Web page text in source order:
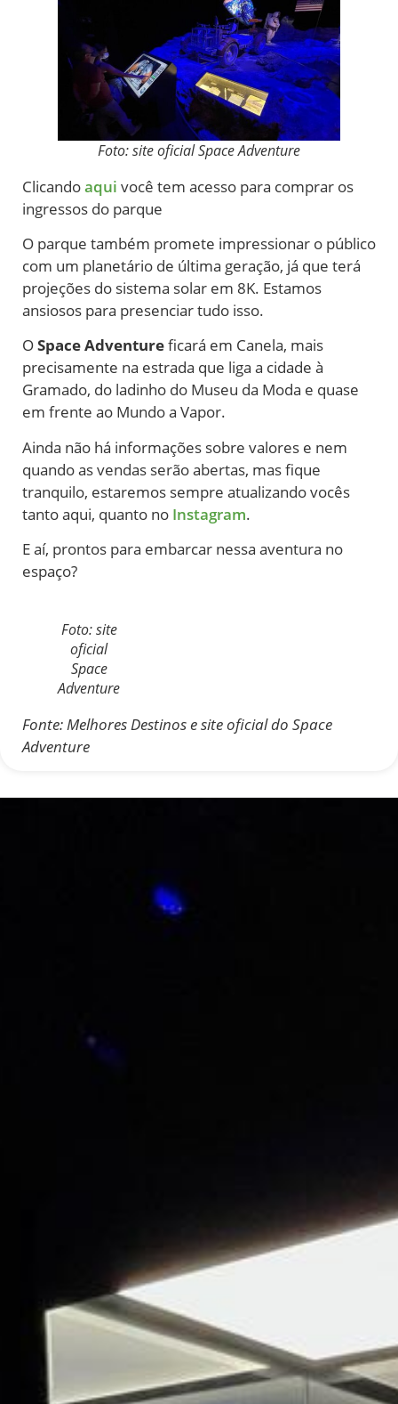
Foto: site oficial Space Adventure
Clicandoaqui você tem acesso para comprar os
ingressos do parque
O parque também promete impressionar o público
com um planetário de última geração, já que terá
projeções do sistema solar em 8K. Estamos
ansiosos para presenciar tudo isso.
OSpace Adventureficará em Canela, mais
precisamente na estrada que liga a cidade à
Gramado, do ladinho do Museu da Moda e quase
em frente ao Mundo a Vapor.
Ainda não há informações sobre valores e nem
quando as vendas serão abertas, mas fique
tranquilo, estaremos sempre atualizando vocês
tanto aqui, quanto no Instagram.
E aí, prontos para embarcar nessa aventura no
espaço?
Foto: site
oficial
Space
Adventure
Fonte: Melhores Destinos e site oficial do Space
Adventure